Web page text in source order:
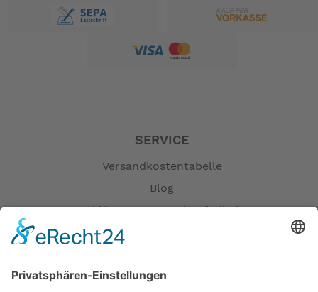
SERVICE
Versandkostentabelle
Blog
Erklärung zur Barrierefreiheit
Öffnungszeiten